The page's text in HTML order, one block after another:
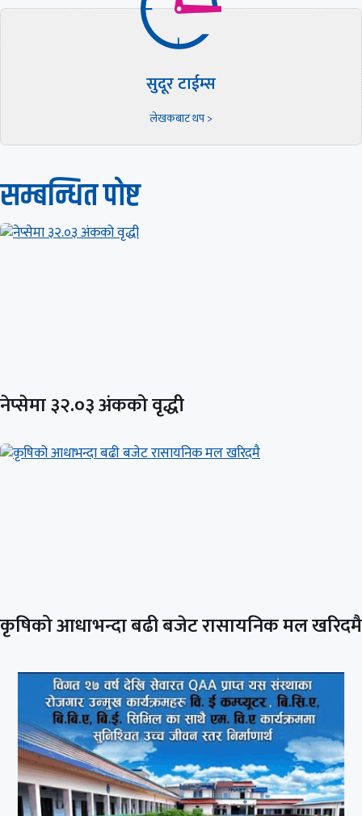
सुदूर टाईम्स
लेखकबाट थप >
सम्बन्धित पाेष्ट
नेप्सेमा ३२.०३ अंकको वृद्धी
कृषिको आधाभन्दा बढी बजेट रासायनिक मल खरिदमै